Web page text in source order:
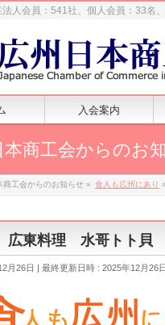
人会員：541社、個人会員：33名
入会案内
本商工会からのお
商工会からのお知らせ » 食人も広州にあり »
東料理 水哥トト貝
月26日 最終更新日時 : 2025年12月26日